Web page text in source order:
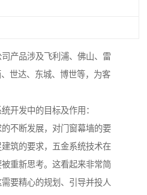
产品涉及飞利浦、佛山、雷
世达、东城、博世等，为客
开发中的目标及作用：
不断发展，对门窗幕墙的要
筑的要求，五金系统技术在
重新思考。这看起来非常简
要精心的规划、引导并投人